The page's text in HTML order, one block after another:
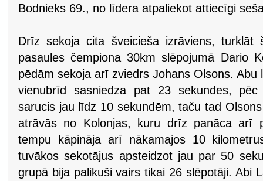
Bodnieks 69., no līdera atpaliekot attiecīgi
Drīz sekoja cita šveicieša izrāviens, turklāt
pasaules čempiona 30km slēpojumā Dario
pēdām sekoja arī zviedrs Johans Olsons.
vienubrīd sasniedza pat 23 sekundes,
sarucis jau līdz 10 sekundēm, taču tad
atrāvās no Kolonjas, kuru drīz panāca arī
tempu kāpināja arī nākamajos 10
tuvākos sekotājus apsteidzot jau par 50
grupā bija palikuši vairs tikai 26 slēpotāji. Abi